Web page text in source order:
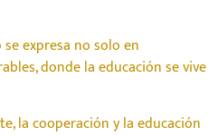
expresa no solo en
donde la educación se vive
la cooperación y la educación